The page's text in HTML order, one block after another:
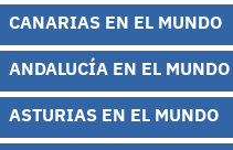
CANARIAS EN EL MUNDO
ANDALUCÍA EN EL MUNDO
ASTURIAS EN EL MUNDO